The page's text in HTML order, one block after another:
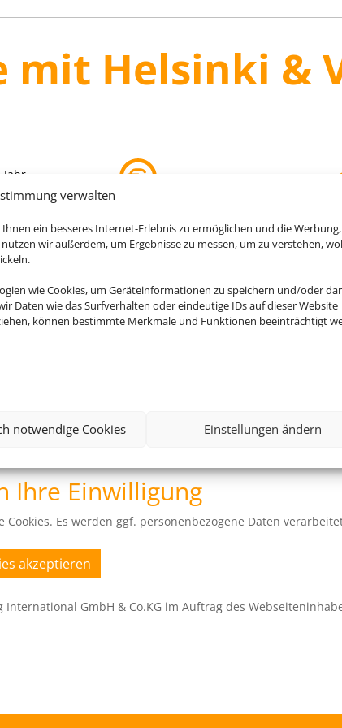
verwalten
ein besseres Internet-Erlebnis zu ermöglichen und die Werbung,
wir außerdem, um Ergebnisse zu messen, um zu verstehen,
wie Cookies, um Geräteinformationen zu speichern und/oder
Daten wie das Surfverhalten oder eindeutige IDs auf dieser Website
können bestimmte Merkmale und Funktionen beeinträchtigt
notwendige Cookies Einstellungen ändern
mit Helsinki &
ab 1799 € (p. P.)
Ihre Einwilligung
Es werden ggf. personenbezogene Daten
akzeptieren
GmbH & Co.KG im Auftrag des